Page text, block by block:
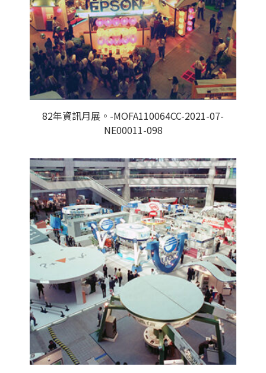
82年資訊月展。-MOFA110064CC-2021-07-
NE00011-098